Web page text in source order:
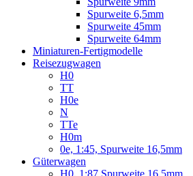
Spurweite 6,5mm
Spurweite 45mm
Spurweite 64mm
Miniaturen-Fertigmodelle
Reisezugwagen
H0
TT
H0e
N
TTe
H0m
0e, 1:45, Spurweite 16,5mm
Güterwagen
H0, 1:87 Spurweite 16,5mm